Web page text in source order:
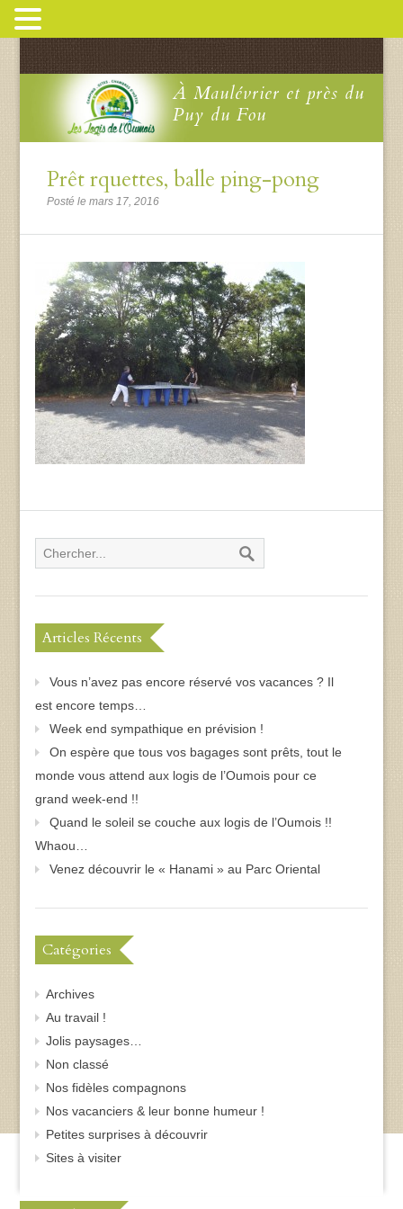
À Maulévrier et près du
Puy du Fou
Prêt rquettes, balle ping-pong
Posté le mars 17, 2016
Articles Récents
Vous n’avez pas encore réservé vos vacances ? Il
est encore temps…
Week end sympathique en prévision !
On espère que tous vos bagages sont prêts, tout le
monde vous attend aux logis de l’Oumois pour ce
grand week-end !!
Quand le soleil se couche aux logis de l’Oumois !!
Whaou…
Venez découvrir le « Hanami » au Parc Oriental
Catégories
Archives
Au travail !
Jolis paysages…
Non classé
Nos fidèles compagnons
Nos vacanciers & leur bonne humeur !
Petites surprises à découvrir
Sites à visiter